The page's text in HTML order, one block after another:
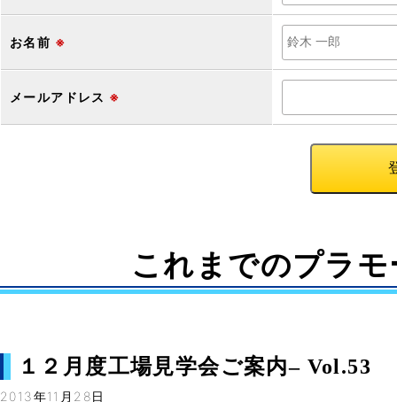
お名前 ※
メールアドレス ※
これまでのプラ
１２月度工場見学会ご案内– Vol.53
2013年11月28日